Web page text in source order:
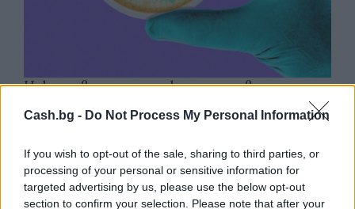
Cash.bg - Do Not Process My Personal Information
If you wish to opt-out of the sale, sharing to third parties, or
processing of your personal or sensitive information for
targeted advertising by us, please use the below opt-out
section to confirm your selection. Please note that after your
Изкуствен интелект за първи път